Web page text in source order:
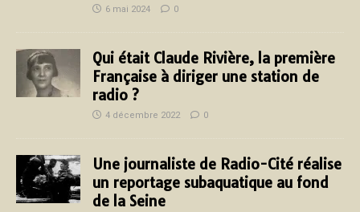
6 mai 2024 0
Qui était Claude Rivière, la première
Française à diriger une station de
radio ?
4 décembre 2022 0
Une journaliste de Radio-Cité réalise
un reportage subaquatique au fond
de la Seine